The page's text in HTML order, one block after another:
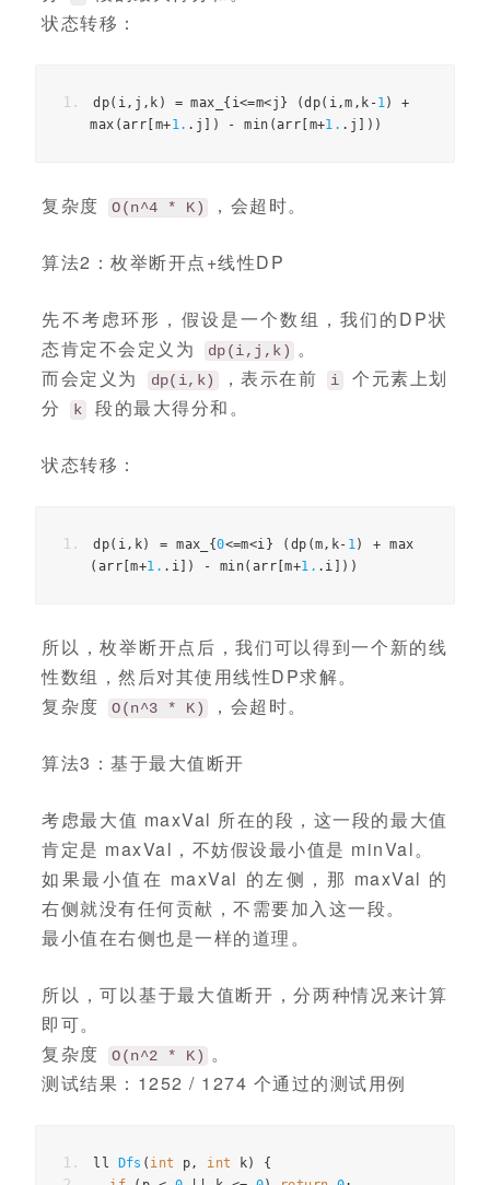
状态转移：
dp( i, j , k ) = max_ { i<=m<j } (dp( i,m , k -1)
+
max (arr m+1. . j ]) - min (arr m+1. . j ]))
复杂度 O(n^4 * K) ，会超时。
算法2：枚举断开点+线性DP
先不考虑环形，假设是一个数组，我们的DP状
态肯定不会定义为
dp(i,j,k) 。
而会定义为
dp(i,k) ，表示在前 i
个元素上划
分
k 段的最大得分和。
状态转移：
dp( i, k) = max_ {0<=m<i } ( dp (m, k- 1) + max
( arr [m+1. . i ]) - min( arr[m+1. . i ]))
所以，枚举断开点后，我们可以得到一个新的线
性数组，然后对其使用线性DP求解。
复杂度
O(n^3 * K) ，会超时。
算法3：基于最大值断开
考虑最大值 maxVal 所在的段，这一段的最大值
肯定是 maxVal，不妨假设最小值是 minVal。
如果最小值在 maxVal 的左侧，那 maxVal 的
右侧就没有任何贡献，不需要加入这一段。
最小值在右侧也是一样的道理。
所以，可以基于最大值断开，分两种情况来计算
即可。
复杂度
O(n^2 * K) 。
测试结果：1252 / 1274 个通过的测试用例
ll Dfs ( int p, int k)
{